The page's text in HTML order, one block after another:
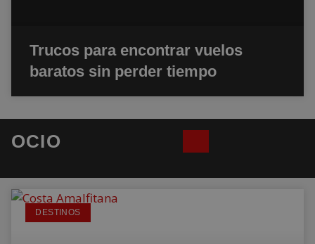
Trucos para encontrar vuelos
baratos sin perder tiempo
OCIO
DESTINOS